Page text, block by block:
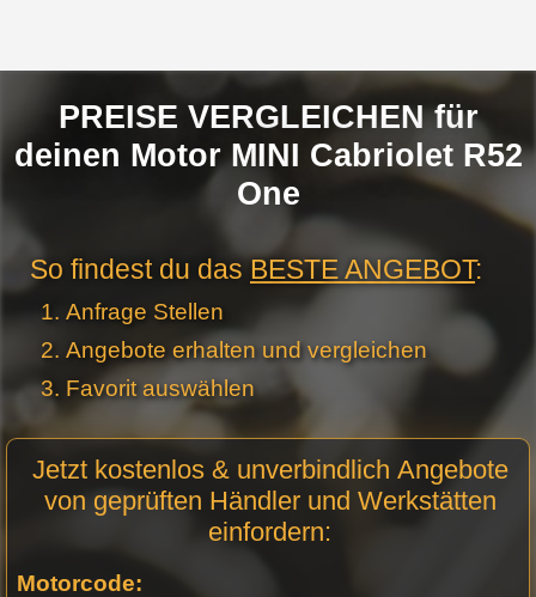
PREISE VERGLEICHEN für
deinen Motor MINI Cabriolet R52
One
So findest du dasBESTE ANGEBOT:
Anfrage Stellen
Angebote erhalten und vergleichen
Favorit auswählen
Anfrage
Stellen -
Jetzt kostenlos & unverbindlich Angebote
von geprüften Händler und Werkstätten
einfordern:
Motorcode: